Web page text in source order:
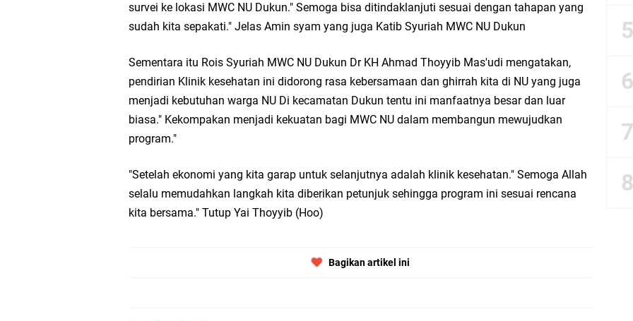
Reses Anggota DPRD Jabar M. Rizky di Desa Cibitung Wetan: Serap Aspirasi Petani dan Warga
Hari Jadi Pertama PHIGMA: Advokat dan LBH Perkuat Soliditas di Jakarta
Pemdes Cibanteng Salurkan PMT: Cegah Stunting, Perkuat Gizi Balita dan Ibu Hamil Narasi
Zakat Produktif Dorong Kemandirian UMKM, LAZISNU Kedamean Bantu Kembangkan Warung Bu
Karang Taruna Gresik Perkuat Ekonomi Lewat Pemanfaatan Gedung C Islamic Center
Nila Yani Apresiasi Launching Komunitas Gowes dan Pasar Ahad Jajanan Jadul di Ecopark
survei ke lokasi MWC NU Dukun." Semoga bisa ditindaklanjuti sesuai dengan tahapan yang
sudah kita sepakati." Jelas Amin syam yang juga Katib Syuriah MWC NU Dukun
Sementara itu Rois Syuriah MWC NU Dukun Dr KH Ahmad Thoyyib Mas'udi mengatakan,
pendirian Klinik kesehatan ini didorong rasa kebersamaan dan ghirrah kita di NU yang juga
menjadi kebutuhan warga NU Di kecamatan Dukun tentu ini manfaatnya besar dan luar
biasa." Kekompakan menjadi kekuatan bagi MWC NU dalam membangun mewujudkan
program."
"Setelah ekonomi yang kita garap untuk selanjutnya adalah klinik kesehatan." Semoga Allah
selalu memudahkan langkah kita diberikan petunjuk sehingga program ini sesuai rencana
kita bersama." Tutup Yai Thoyyib (Hoo)
Bagikan artikel ini